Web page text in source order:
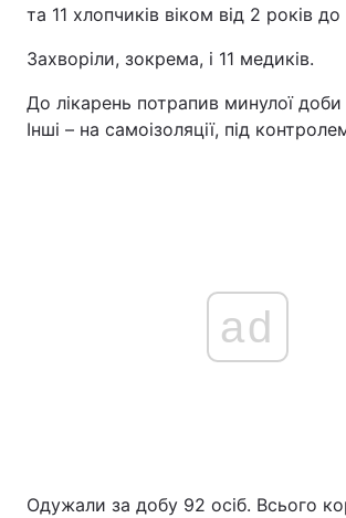
та 11 хлопчиків віком від 2 років до
Захворіли, зокрема, і 11 медиків.
До лікарень потрапив минулої доби
Інші – на самоізоляції, під
ad
Одужали за добу 92 осіб. Всього